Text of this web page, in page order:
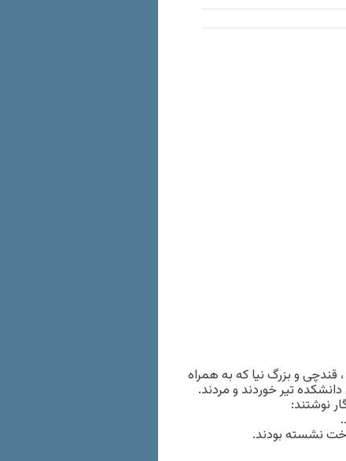
و بزرگ نیا که به همراه
تیر خوردند و مردند.
نوشتند:
نشسته بودند.